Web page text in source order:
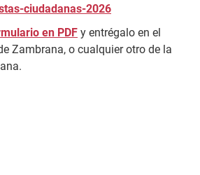
ciudadanas-2026
mulario en PDF y entrégalo en el
Zambrana, o cualquier otro de la